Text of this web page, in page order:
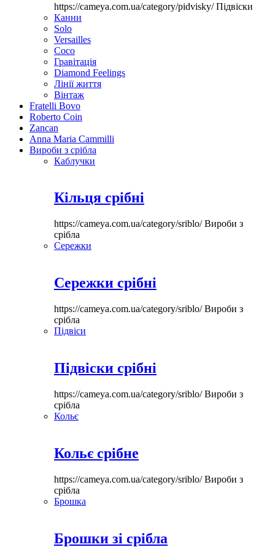
https://cameya.com.ua/category/pidvisky/Підвіски
Канни
Solo
Versailles
Coco
Гравітація
Diamond Feelings
Лінії життя
Вінтаж
Fratelli Bovo
Roberto Coin
Zancan
Anna Maria Cammilli
Вироби з срібла
Каблучки
Кільця срібні
https://cameya.com.ua/category/sriblo/Вироби з
срібла
Сережки
Сережки срібні
https://cameya.com.ua/category/sriblo/Вироби з
срібла
Підвіси
Підвіски срібні
https://cameya.com.ua/category/sriblo/Вироби з
срібла
Кольє
Кольє срібне
https://cameya.com.ua/category/sriblo/Вироби з
срібла
Брошка
Брошки зі срібла